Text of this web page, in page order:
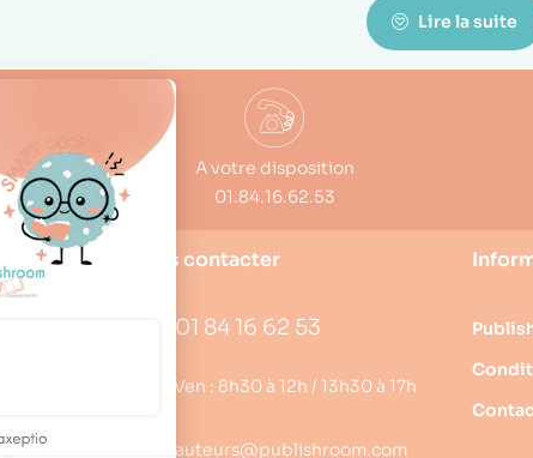
Lire la suite
A votre disposition
01.84.16.62.53
Nous contacter
01 84 16 62 53
Lun – Ven : 8h30 à 12h / 13h30 à 17h
auteurs@publishroom.com